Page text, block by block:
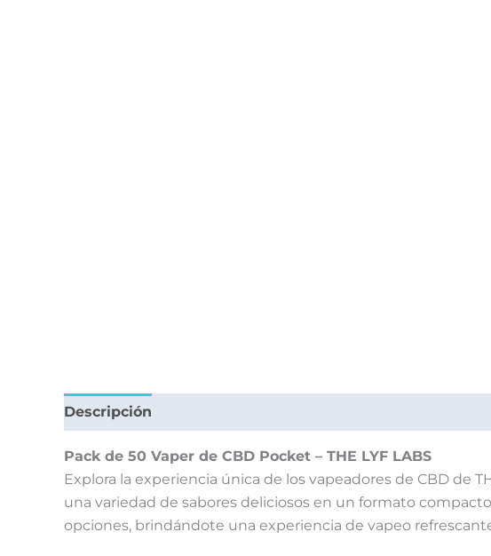
Descripción
Pack de 50 Vaper de CBD Pocket – THE LYF LABS
Explora la experiencia única de los vapeadores de CBD de
una variedad de sabores deliciosos en un formato
opciones, brindándote una experiencia de vapeo